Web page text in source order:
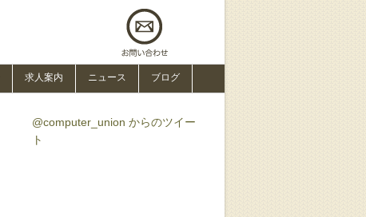
求人案内 ニュース ブログ
@computer_union からのツイー
ト